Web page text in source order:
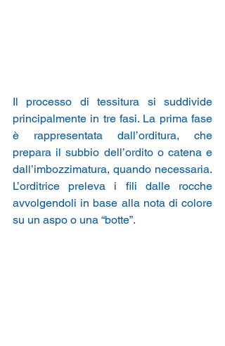
Il processo di tessitura si suddivide
principalmente in tre fasi. La prima fase
è rappresentata dall’orditura, che
prepara il subbio dell’ordito o catena e
dall’imbozzimatura, quando necessaria.
L’orditrice preleva i fili dalle rocche
avvolgendoli in base alla nota di colore
su un aspo o una “botte”.